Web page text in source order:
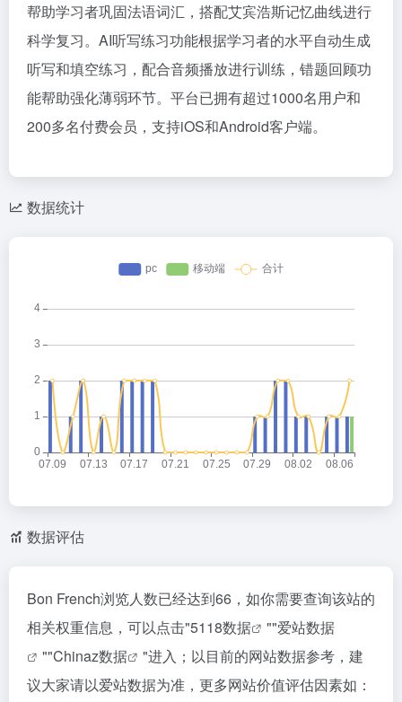
帮助学习者巩固法语词汇，搭配艾宾浩斯记忆曲线进行
科学复习。AI听写练习功能根据学习者的水平自动生成
听写和填空练习，配合音频播放进行训练，错题回顾功
能帮助强化薄弱环节。平台已拥有超过1000名用户和
200多名付费会员，支持iOS和Android客户端。
数据统计
数据评估
Bon French浏览人数已经达到66，如你需要查询该站的
相关权重信息，可以点击"5118数据 ""爱站数据
""Chinaz数据
"进入；以目前的网站数据参考，建
议大家请以爱站数据为准，更多网站价值评估因素如：